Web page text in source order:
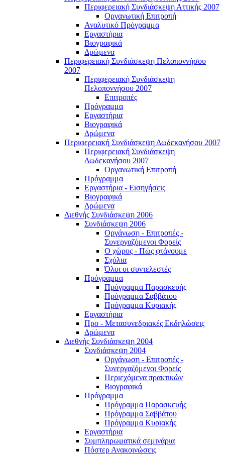
Περιφερειακή Συνδιάσκεψη Αττικής 2007
Οργανωτική Επιτροπή
Αναλυτικό Πρόγραμμα
Εργαστήρια
Βιογραφικά
Δρώμενα
Περιφερειακή Συνδιάσκεψη Πελοποννήσου
2007
Περιφερειακή Συνδιάσκεψη
Πελοποννήσου 2007
Επιτροπές
Πρόγραμμα
Εργαστήρια
Βιογραφικά
Δρώμενα
Περιφερειακή Συνδιάσκεψη Δωδεκανήσου 2007
Περιφερειακή Συνδιάσκεψη
Δωδεκανήσου 2007
Οργανωτική Επιτροπή
Πρόγραμμα
Εργαστήρια - Εισηγήσεις
Βιογραφικά
Δρώμενα
Διεθνής Συνδιάσκεψη 2006
Συνδιάσκεψη 2006
Οργάνωση - Επιτροπές -
Συνεργαζόμενοι Φορείς
Ο χώρος - Πώς φτάνουμε
Σχόλια
Όλοι οι συντελεστές
Πρόγραμμα
Πρόγραμμα Παρασκευής
Πρόγραμμα Σαββάτου
Πρόγραμμα Κυριακής
Εργαστήρια
Προ - Μετασυνεδριακές Εκδηλώσεις
Δρώμενα
Διεθνής Συνδιάσκεψη 2004
Συνδιάσκεψη 2004
Οργάνωση - Επιτροπές -
Συνεργαζόμενοι Φορείς
Περιεχόμενα πρακτικών
Βιογραφικά
Πρόγραμμα
Πρόγραμμα Παρασκευής
Πρόγραμμα Σαββάτου
Πρόγραμμα Κυριακής
Εργαστήρια
Συμπληρωματικά σεμινάρια
Πόστερ Ανακοινώσεις